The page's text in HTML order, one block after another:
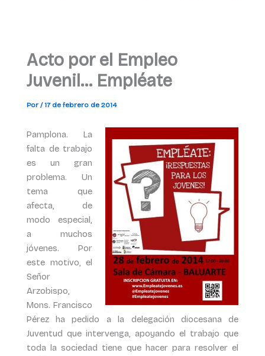
Acto por el Empleo
Juvenil… Empléate
Por /17 de febrero de 2014
Pamplona. La
falta de trabajo
es un gran
problema. Un
tema que
afecta, de
modo especial,
a muchos
jóvenes. Por
este motivo, el
Señor
Arzobispo,
Mons. Francisco
Pérez ha pedido a la delegación diocesana de
Juventud que intervenga, apoyando el trabajo que
toda la sociedad tiene que hacer para resolver el